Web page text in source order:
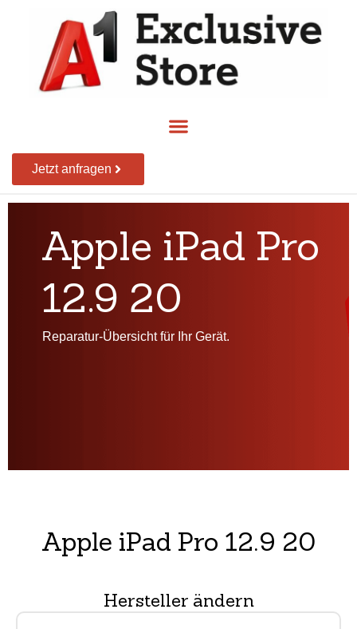
Jetzt anfragen
Apple iPad Pro
12.9 20
Reparatur-Übersicht für Ihr Gerät.
Apple iPad Pro 12.9 20
Hersteller ändern